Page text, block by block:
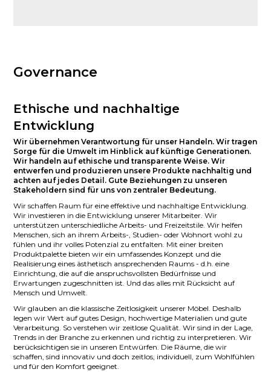
Governance
Ethische und nachhaltige
Entwicklung
Wir übernehmen Verantwortung für unser Handeln. Wir tragen
Sorge für die Umwelt im Hinblick auf künftige Generationen.
Wir handeln auf ethische und transparente Weise. Wir
entwerfen und produzieren unsere Produkte nachhaltig und
achten auf jedes Detail. Gute Beziehungen zu unseren
Stakeholdern sind für uns von zentraler Bedeutung.
Wir schaffen Raum für eine effektive und nachhaltige Entwicklung.
Wir investieren in die Entwicklung unserer Mitarbeiter. Wir
unterstützen unterschiedliche Arbeits- und Freizeitstile. Wir helfen
Menschen, sich an ihrem Arbeits-, Studien- oder Wohnort wohl zu
fühlen und ihr volles Potenzial zu entfalten. Mit einer breiten
Produktpalette bieten wir ein umfassendes Konzept und die
Realisierung eines ästhetisch ansprechenden Raums - d.h. eine
Einrichtung, die auf die anspruchsvollsten Bedürfnisse und
Erwartungen zugeschnitten ist. Und das alles mit Rücksicht auf
Mensch und Umwelt.
Wir glauben an die klassische Zeitlosigkeit unserer Möbel. Deshalb
legen wir Wert auf gutes Design, hochwertige Materialien und gute
Verarbeitung. So verstehen wir zeitlose Qualität. Wir sind in der Lage,
Trends in der Branche zu erkennen und richtig zu interpretieren. Wir
berücksichtigen sie in unseren Entwürfen. Die Räume, die wir
schaffen, sind innovativ und doch zeitlos, individuell, zum Wohlfühlen
und für den Komfort geeignet.